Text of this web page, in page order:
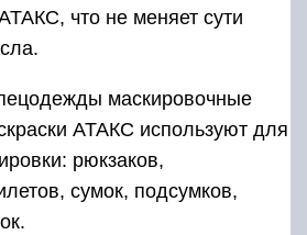
что не меняет сути
маскировочные
АТАКС используют для
рюкзаков,
сумок, подсумков,